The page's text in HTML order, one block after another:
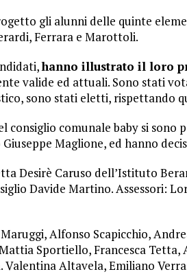
gli alunni delle quinte
Ferrara e Marottoli.
hanno illustrato il loro
valide ed attuali. Sono stati
sono stati eletti, rispettando
consiglio comunale baby si
Maglione, ed hanno
Desirè Caruso dell’Istituto
Davide Martino. Assessori:
Alfonso Scapicchio,
Sportiello, Francesca Tetta,
Valentina Altavela, Emiliano